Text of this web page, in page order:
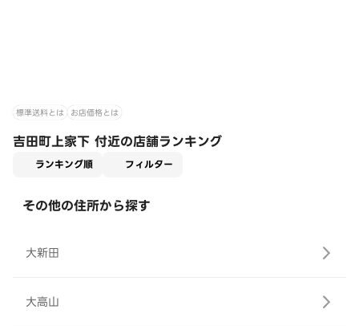
標準送料とは お店価格とは
吉田町上家下 付近の店舗ランキング
ランキング順 フィルター
その他の住所から探す
大新田
大高山